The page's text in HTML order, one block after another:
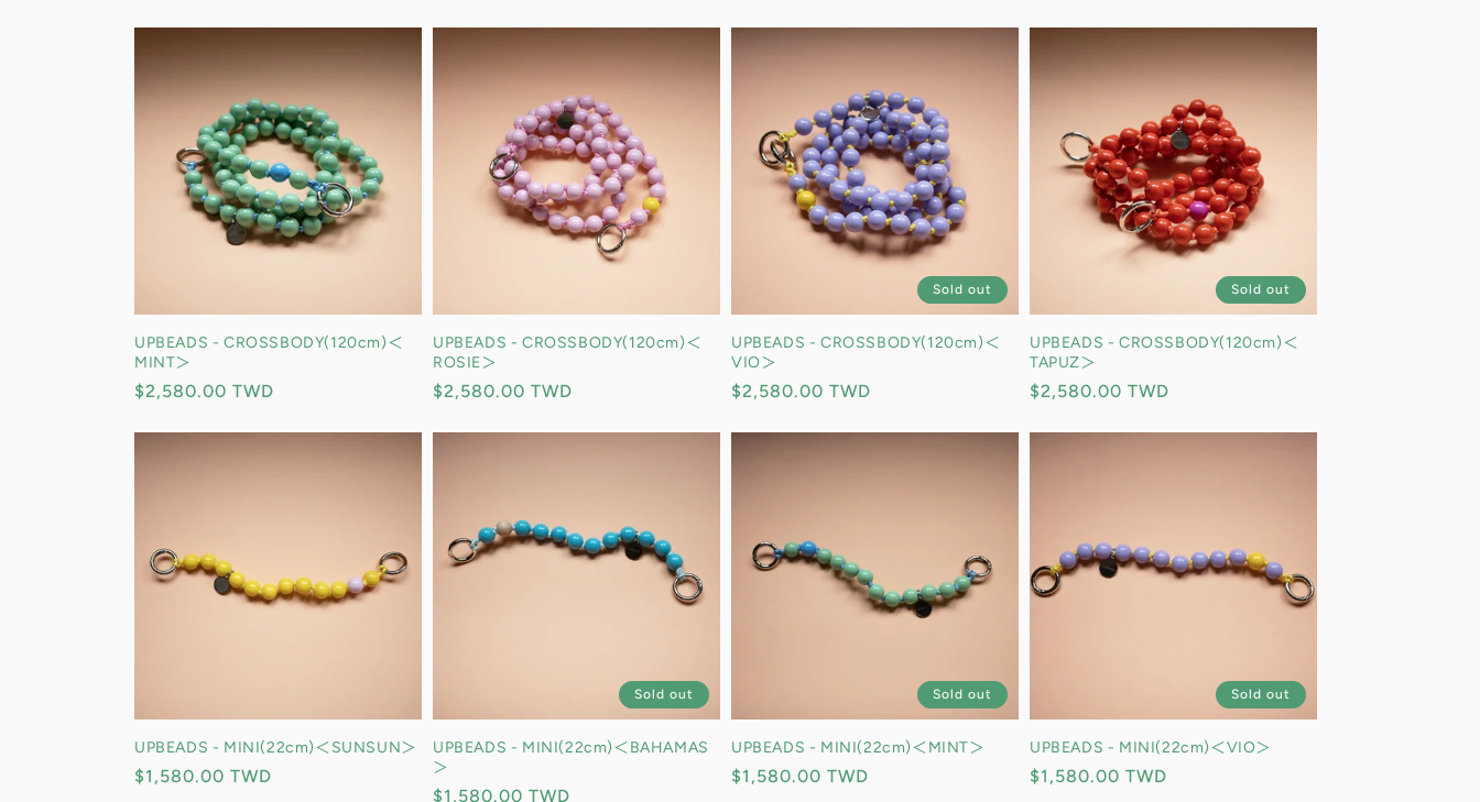
UPBEADS - CROSSBODY(120cm)＜
MINT＞
定
$2,580.00 TWD
UPBEADS - CROSSBODY(120cm)＜
ROSIE＞
定
$2,580.00 TWD
Sold out
UPBEADS - CROSSBODY(120cm)＜
VIO＞
定
$2,580.00 TWD
Sold out
UPBEADS - CROSSBODY(120cm)＜
TAPUZ＞
定
$2,580.00 TWD
UPBEADS - MINI(22cm)＜SUNSUN＞
定
$1,580.00 TWD
Sold out
UPBEADS - MINI(22cm)＜BAHAMAS
＞
定
$1,580.00 TWD
Sold out
UPBEADS - MINI(22cm)＜MINT＞
定
$1,580.00 TWD
Sold out
UPBEADS - MINI(22cm)＜VIO＞
定
$1,580.00 TWD